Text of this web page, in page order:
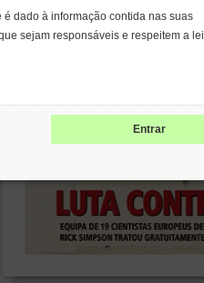
dado à informação contida nas suas
sejam responsáveis e respeitem a lei.
Entrar